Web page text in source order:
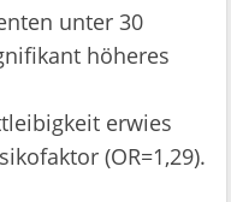
unter 30
höheres
erwies
(OR=1,29).